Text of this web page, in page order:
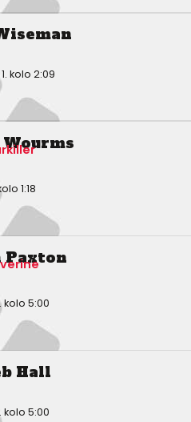
kolo 2:09
1:18
Paxton
5:00
Hall
5:00